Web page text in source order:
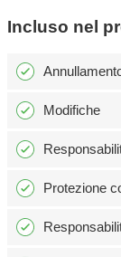
Incluso nel
Modifiche
Protezione